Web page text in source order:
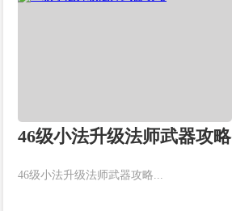
46级小法升级法师武器攻略
46级小法升级法师武器攻略...